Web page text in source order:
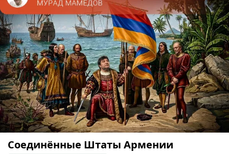
Соединённые Штаты Армении